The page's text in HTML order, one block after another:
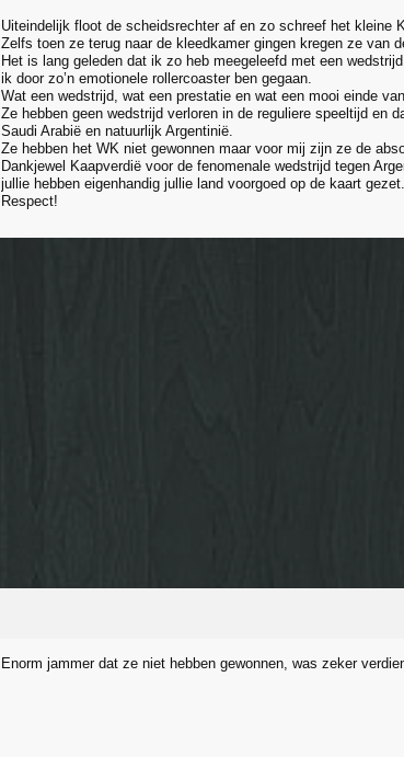
Uiteindelijk floot de scheidsrechter af en zo schreef het kleine
Zelfs toen ze terug naar de kleedkamer gingen kregen ze van
Het is lang geleden dat ik zo heb meegeleefd met een
ik door zo’n emotionele rollercoaster ben gegaan.
Wat een wedstrijd, wat een prestatie en wat een mooi einde
Ze hebben geen wedstrijd verloren in de reguliere speeltijd en
Saudi Arabië en natuurlijk Argentinië.
Ze hebben het WK niet gewonnen maar voor mij zijn ze de
Dankjewel Kaapverdië voor de fenomenale wedstrijd tegen
jullie hebben eigenhandig jullie land voorgoed op de kaart gezet.
Respect!
Enorm jammer dat ze niet hebben gewonnen, was zeker